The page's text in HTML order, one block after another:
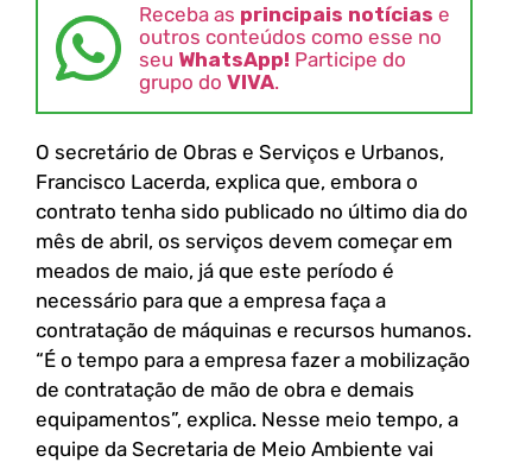
Receba as principais notícias e
outros conteúdos como esse no
seu WhatsApp! Participe do
grupo do VIVA.
O secretário de Obras e Serviços e Urbanos,
Francisco Lacerda, explica que, embora o
contrato tenha sido publicado no último dia do
mês de abril, os serviços devem começar em
meados de maio, já que este período é
necessário para que a empresa faça a
contratação de máquinas e recursos humanos.
“É o tempo para a empresa fazer a mobilização
de contratação de mão de obra e demais
equipamentos”, explica. Nesse meio tempo, a
equipe da Secretaria de Meio Ambiente vai